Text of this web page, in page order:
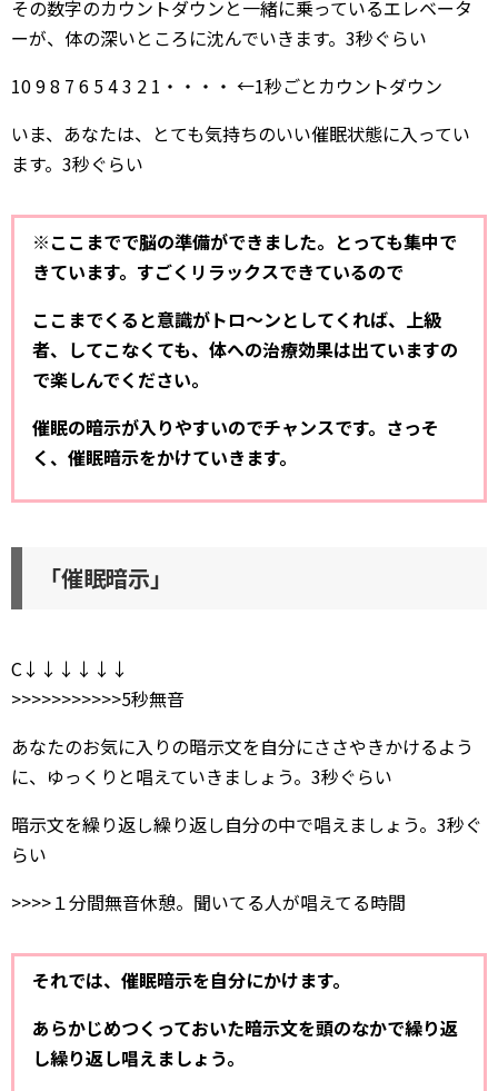
その数字のカウントダウンと一緒に乗っているエレベータ
ーが、体の深いところに沈んでいきます。3秒ぐらい
10 9 8 7 6 5 4 3 2 1・・・・ ←1秒ごとカウントダウン
いま、あなたは、とても気持ちのいい催眠状態に入ってい
ます。3秒ぐらい
※ここまでで脳の準備ができました。とっても集中で
きています。すごくリラックスできているので
ここまでくると意識がトロ～ンとしてくれば、上級
者、してこなくても、体への治療効果は出ていますの
で楽しんでください。
催眠の暗示が入りやすいのでチャンスです。さっそ
く、催眠暗示をかけていきます。
「催眠暗示」
C↓↓↓↓↓↓
>>>>>>>>>>>5秒無音
あなたのお気に入りの暗示文を自分にささやきかけるよう
に、ゆっくりと唱えていきましょう。3秒ぐらい
暗示文を繰り返し繰り返し自分の中で唱えましょう。3秒ぐ
らい
>>>>１分間無音休憩。聞いてる人が唱えてる時間
それでは、催眠暗示を自分にかけます。
あらかじめつくっておいた暗示文を頭のなかで繰り返
し繰り返し唱えましょう。